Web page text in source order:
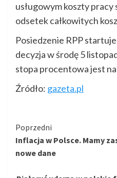
usługowym koszty
odsetek całkowitych
Posiedzenie RPP
decyzja w środę 5
stopa procentowa jest
Źródło: gazeta.pl
Kontynuuj
czytanie
Poprzedni
Inflacja w Polsce. Mamy
nowe dane